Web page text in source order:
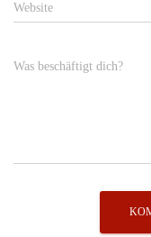
Website
Was beschäftigt dich?